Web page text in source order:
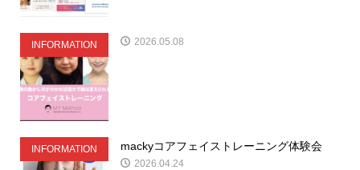
INFORMATION 2026.05.08
INFORMATION mackyコアフェイストレーニング体験会
2026.04.24